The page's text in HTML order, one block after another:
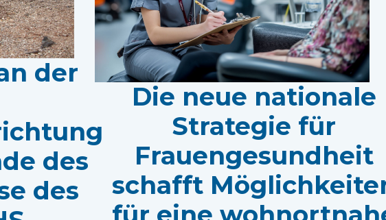
der
des
des
Die neue nationale
Strategie für
Frauengesundheit
schafft